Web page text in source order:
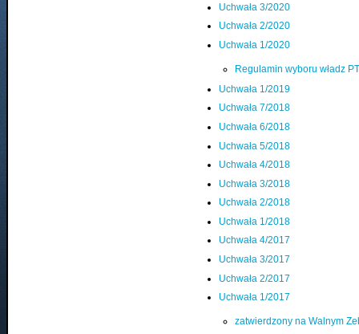
Uchwała 3/2020
Uchwała 2/2020
Uchwała 1/2020
Regulamin wyboru władz
Uchwała 1/2019
Uchwała 7/2018
Uchwała 6/2018
Uchwała 5/2018
Uchwała 4/2018
Uchwała 3/2018
Uchwała 2/2018
Uchwała 1/2018
Uchwała 4/2017
Uchwała 3/2017
Uchwała 2/2017
Uchwała 1/2017
zatwierdzony na Walnym